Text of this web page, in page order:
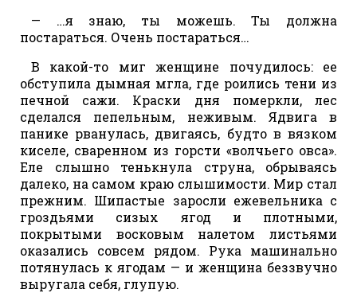
— …я знаю, ты можешь. Ты должна
постараться. Очень постараться…
В какой-то миг женщине почудилось: ее
обступила дымная мгла, где роились тени из
печной сажи. Краски дня померкли, лес
сделался пепельным, неживым. Ядвига в
панике рванулась, двигаясь, будто в вязком
киселе, сваренном из горсти «волчьего овса».
Еле слышно тенькнула струна, обрываясь
далеко, на самом краю слышимости. Мир стал
прежним. Шипастые заросли ежевельника с
гроздьями сизых ягод и плотными,
покрытыми восковым налетом листьями
оказались совсем рядом. Рука машинально
потянулась к ягодам — и женщина беззвучно
выругала себя, глупую.